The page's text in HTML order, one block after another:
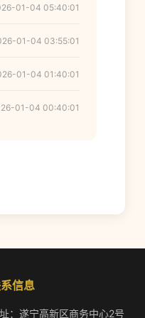
01-04 05:40:01
01-04 03:55:01
01-04 01:40:01
01-04 00:40:01
信息
：遂宁高新区商务中心2号